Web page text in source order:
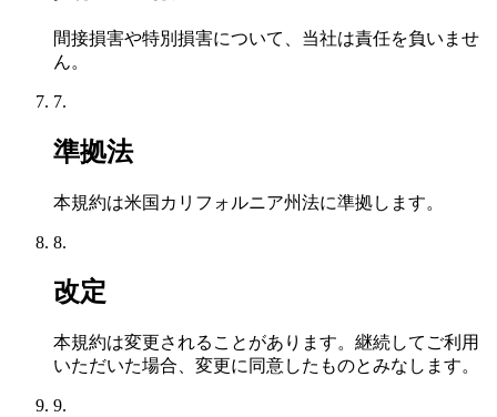
間接損害や特別損害について、当社は責任を負いませ
ん。
7.
準拠法
本規約は米国カリフォルニア州法に準拠します。
8.
改定
本規約は変更されることがあります。継続してご利用
いただいた場合、変更に同意したものとみなします。
9.